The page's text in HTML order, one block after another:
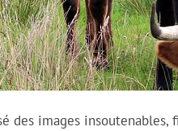
des images